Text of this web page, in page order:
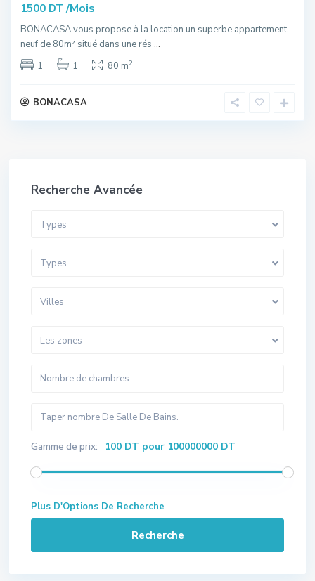
1500 DT/Mois
BONACASA vous propose à la location un superbe appartement
neuf de 80m² situé dans une rés ...
1
1 80 m2
BONACASA
Recherche Avancée
Types
Types
Villes
Les zones
Gamme de prix: 100 DT pour 100000000 DT
Plus D'Options De Recherche
Recherche